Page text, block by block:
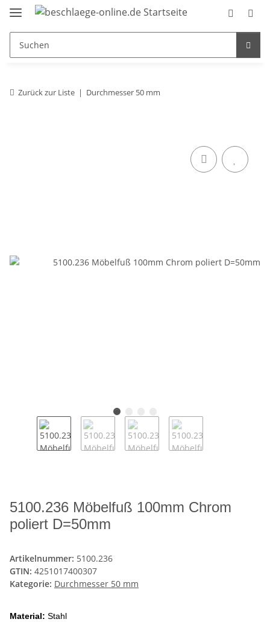
Zurück zur Liste Durchmesser 50 mm
5100.236 Möbelfuß 100mm Chrom
poliert D=50mm
Artikelnummer: 5100.236
GTIN: 4251017400307
Kategorie: Durchmesser 50 mm
Material: Stahl